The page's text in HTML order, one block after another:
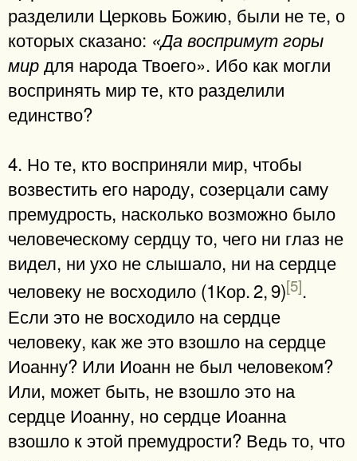
разделили Церковь Божию, были не те, о
которых сказано: «Да воспримут горы
мирдля народа Твоего». Ибо как могли
воспринять мир те, кто разделили
единство?
4. Но те, кто восприняли мир, чтобы
возвестить его народу, созерцали саму
премудрость, насколько возможно было
человеческому сердцу то, чего ни глаз не
видел, ни ухо не слышало, ни на сердце
человеку не восходило (1Кор. 2, 9)[5].
Если это не восходило на сердце
человеку, как же это взошло на сердце
Иоанну? Или Иоанн не был человеком?
Или, может быть, не взошло это на
сердце Иоанну, но сердце Иоанна
взошло к этой премудрости? Ведь то, что